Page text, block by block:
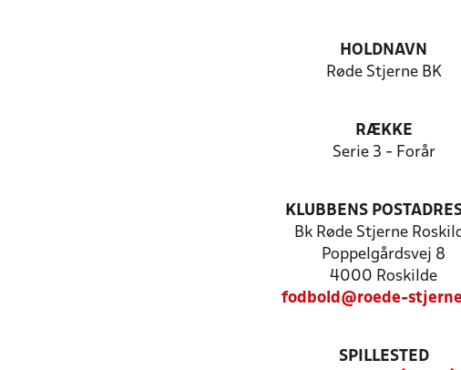
HOLDNAVN
Røde Stjerne BK
RÆKKE
Serie 3 - Forår
KLUBBENS
Bk Røde Stjerne
Poppelgårdsvej 8
4000 Roskilde
fodbold@roede-
SPILLESTED